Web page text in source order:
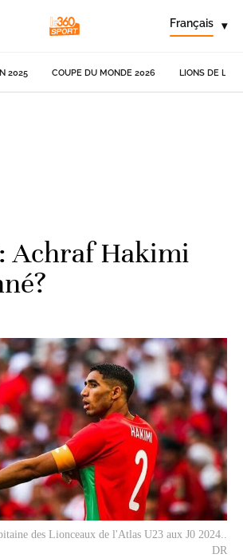
Français ▾
2025 COUPE DU MONDE 2026 LIONS DE
Achraf Hakimi
des Lionceaux de l'Atlas U23 aux J0 2024..
DR